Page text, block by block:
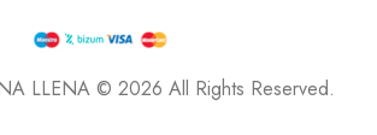
LLENA © 2026 All Rights Reserved.